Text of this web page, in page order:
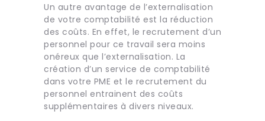
Un autre avantage de l’externalisation
de votre comptabilité est la réduction
des coûts. En effet, le recrutement d’un
personnel pour ce travail sera moins
onéreux que l’externalisation. La
création d’un service de comptabilité
dans votre PME et le recrutement du
personnel entrainent des coûts
supplémentaires à divers niveaux.